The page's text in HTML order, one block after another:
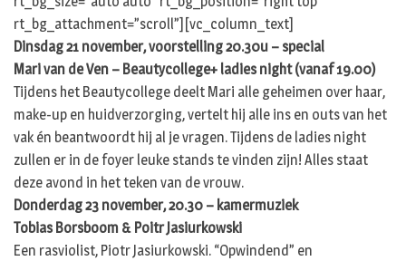
rt_bg_attachment=”scroll”][vc_column_text]
Dinsdag 21 november, voorstelling 20.30u – special
Mari van de Ven – Beautycollege+ ladies night (vanaf 19.00)
Tijdens het Beautycollege deelt Mari alle geheimen over haar,
make-up en huidverzorging, vertelt hij alle ins en outs van het
vak én beantwoordt hij al je vragen. Tijdens de ladies night
zullen er in de foyer leuke stands te vinden zijn! Alles staat
deze avond in het teken van de vrouw.
Donderdag 23 november, 20.30 – kamermuziek
Tobias Borsboom & Poitr Jasiurkowski
Een rasviolist, Piotr Jasiurkowski. “Opwindend” en